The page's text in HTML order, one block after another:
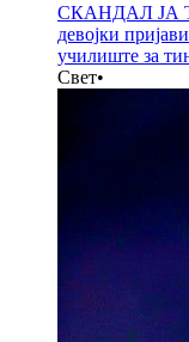
СКАНДАЛ ЈА
девојки
училиште за
Свет•